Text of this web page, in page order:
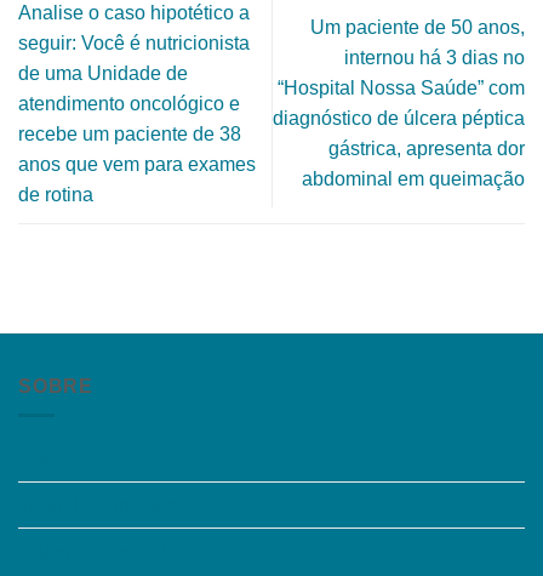
Analise o caso hipotético a
seguir: Você é nutricionista
de uma Unidade de
atendimento oncológico e
recebe um paciente de 38
anos que vem para exames
de rotina
Um paciente de 50 anos,
internou há 3 dias no
“Hospital Nossa Saúde” com
diagnóstico de úlcera péptica
gástrica, apresenta dor
abdominal em queimação
SOBRE